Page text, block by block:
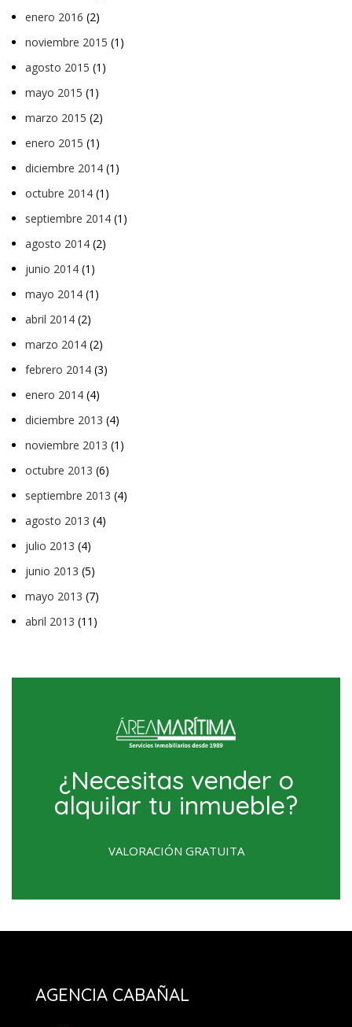
enero 2016 (2)
noviembre 2015 (1)
agosto 2015 (1)
mayo 2015 (1)
marzo 2015 (2)
enero 2015 (1)
diciembre 2014 (1)
octubre 2014 (1)
septiembre 2014 (1)
agosto 2014 (2)
junio 2014 (1)
mayo 2014 (1)
abril 2014 (2)
marzo 2014 (2)
febrero 2014 (3)
enero 2014 (4)
diciembre 2013 (4)
noviembre 2013 (1)
octubre 2013 (6)
septiembre 2013 (4)
agosto 2013 (4)
julio 2013 (4)
junio 2013 (5)
mayo 2013 (7)
abril 2013 (11)
¿Necesitas vender o
alquilar tu inmueble?
VALORACIÓN GRATUITA
AGENCIA CABAÑAL